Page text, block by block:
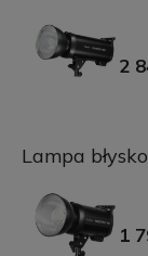
2
Lampa
1